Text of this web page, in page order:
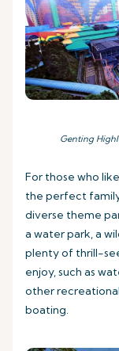
Genting
For those who
the perfect
diverse theme
a water park, a
plenty of thrill-
enjoy, such as
other
boating.